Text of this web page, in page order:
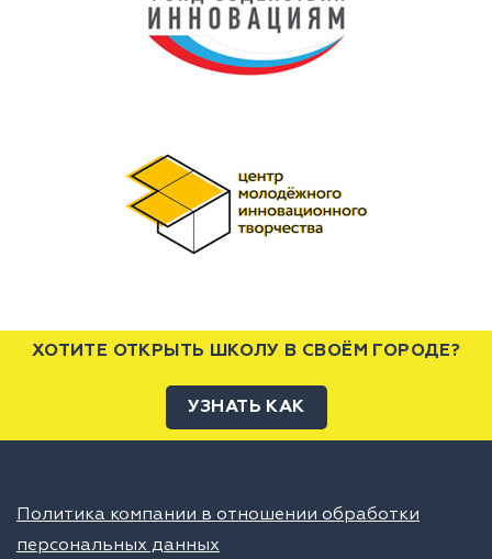
ХОТИТЕ ОТКРЫТЬ ШКОЛУ В СВОЁМ ГОРОДЕ?
УЗНАТЬ КАК
Политика компании в отношении обработки
персональных данных